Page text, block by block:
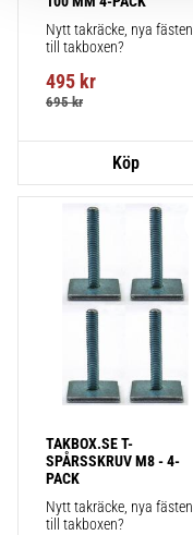
Nytt takräcke, nya fästen
till takboxen?
495 kr
695kr
TAKBOX.SE T-
SPÅRSSKRUV M8 - 4-
PACK
Nytt takräcke, nya fästen
till takboxen?